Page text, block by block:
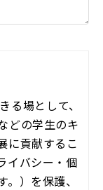
る場として、
どの学生のキ
に貢献するこ
イバシー・個
）を保護、